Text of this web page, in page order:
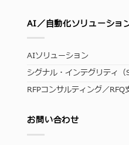
AI／自動化ソリューショ
AIソリューション
シグナル・インテグリティ
RFPコンサルティング／RFQ
お問い合わせ